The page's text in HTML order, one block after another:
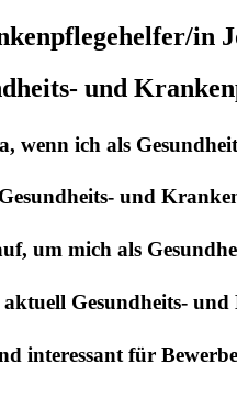
in
und
, wenn ich als
Gesundheits- und
um mich als
aktuell Gesundheits-
interessant für